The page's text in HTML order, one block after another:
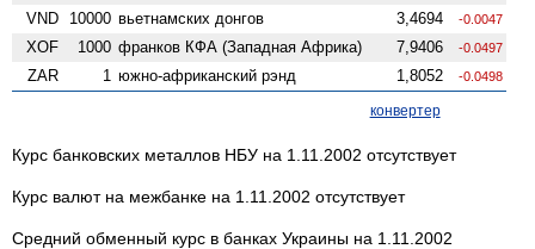
VND 10000 вьетнамских донгов 3,4694 -0.0047
XOF 1000 франков КФА (Западная Африка) 7,9406 -0.0497
ZAR 1 южно-африканский рэнд 1,8052 -0.0498
конвертер
Курс банковских металлов НБУ на 1.11.2002 отсутствует
Курс валют на межбанке на 1.11.2002 отсутствует
Средний обменный курс в банках Украины на 1.11.2002